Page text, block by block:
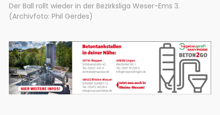
Der Ball rollt wieder in der Bezirksliga Weser-Ems 3.
(Archivfoto: Phil Gerdes)